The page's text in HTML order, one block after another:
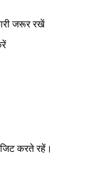
जरूर रखें
करते रहें।